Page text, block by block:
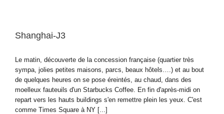
Shanghai-J3
Le matin, découverte de la concession française (quartier très
sympa, jolies petites maisons, parcs, beaux hôtels….) et au bout
de quelques heures on se pose éreintés, au chaud, dans des
moelleux fauteuils d'un Starbucks Coffee. En fin d'après-midi on
repart vers les hauts buildings s'en remettre plein les yeux. C'est
comme Times Square à NY [...]